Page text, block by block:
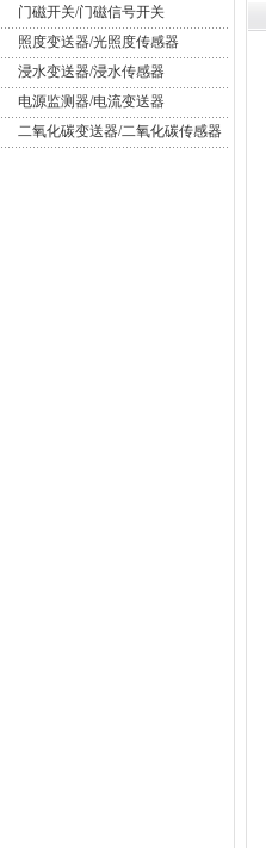
门磁开关/门磁信号开关
照度变送器/光照度传感器
浸水变送器/浸水传感器
电源监测器/电流变送器
二氧化碳变送器/二氧化碳传感器